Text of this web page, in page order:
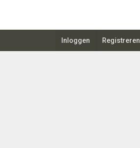
Inloggen Registreren